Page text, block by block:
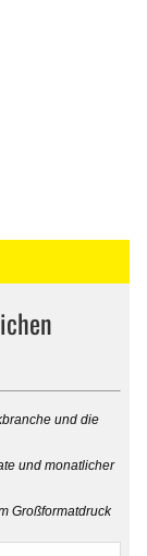
und die
und monatlicher
Großformatdruck